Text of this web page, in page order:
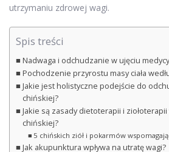
utrzymaniu zdrowej wagi.
Spis treści
Nadwaga i odchudzanie w ujęciu
Pochodzenie przyrostu masy ciała
Jakie jest holistyczne podejście do
chińskiej?
Jakie są zasady dietoterapii i
chińskiej?
5 chińskich ziół i pokarmów
Jak akupunktura wpływa na utratę wagi?